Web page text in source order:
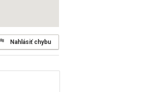
Nahlásiť chybu